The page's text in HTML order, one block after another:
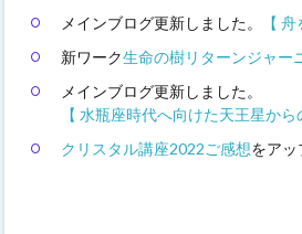
メインブログ更新しました。
【
新ワーク生命の樹リターンジャー
メインブログ更新しました。
【 水瓶座時代へ向けた天王星から
クリスタル講座2022ご感想をアッ